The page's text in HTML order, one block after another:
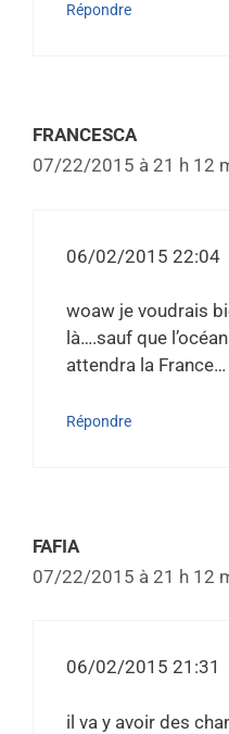
Répondre
FRANCESCA
07/22/2015 à 21 h 12
06/02/2015 22:04
woaw je voudrais
là….sauf que
attendra la France…
Répondre
FAFIA
07/22/2015 à 21 h 12
06/02/2015 21:31
il va y avoir des